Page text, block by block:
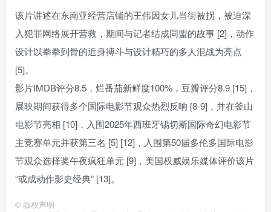
该片讲述在东南亚经营店铺的王伟因女儿当街被拐，被迫深
入犯罪网络展开营救，期间与记者结成同盟的故事 [2]，动作
设计以拳拳到骨的近身搏斗与设计精巧的多人混战为亮点
[5]。
影片IMDB评分8.5，烂番茄新鲜度100%，豆瓣评分8.9 [15]，
展映期间获得多个国际电影节观众热烈反响 [8-9]，并在釜山
电影节亮相 [10]，入围2025年西班牙锡切斯国际奇幻电影节
主竞赛单元并获第三名 [5] [12]，入围第50届多伦多国际电影
节观众选择奖午夜疯狂单元 [9]，美国权威娱乐媒体评价该片
“或成动作影史经典” [13]。
© 版权声明